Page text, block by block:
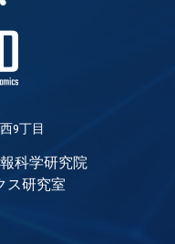
9丁目
科学研究院
ス研究室